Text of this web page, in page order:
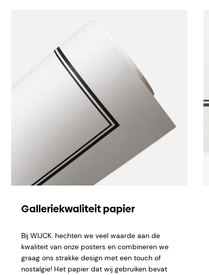
Galleriekwaliteit papier
Bij WIJCK. hechten we veel waarde aan de
kwaliteit van onze posters en combineren we
graag ons strakke design met een touch of
nostalgie! Het papier dat wij gebruiken bevat